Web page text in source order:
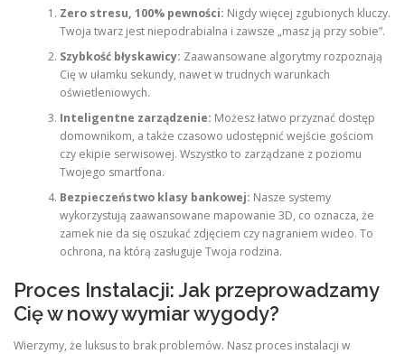
Zero stresu, 100% pewności: Nigdy więcej zgubionych kluczy.
Twoja twarz jest niepodrabialna i zawsze „masz ją przy sobie”.
Szybkość błyskawicy: Zaawansowane algorytmy rozpoznają
Cię w ułamku sekundy, nawet w trudnych warunkach
oświetleniowych.
Inteligentne zarządzenie: Możesz łatwo przyznać dostęp
domownikom, a także czasowo udostępnić wejście gościom
czy ekipie serwisowej. Wszystko to zarządzane z poziomu
Twojego smartfona.
Bezpieczeństwo klasy bankowej: Nasze systemy
wykorzystują zaawansowane mapowanie 3D, co oznacza, że
zamek nie da się oszukać zdjęciem czy nagraniem wideo. To
ochrona, na którą zasługuje Twoja rodzina.
Proces Instalacji: Jak przeprowadzamy
Cię w nowy wymiar wygody?
Wierzymy, że luksus to brak problemów. Nasz proces instalacji w